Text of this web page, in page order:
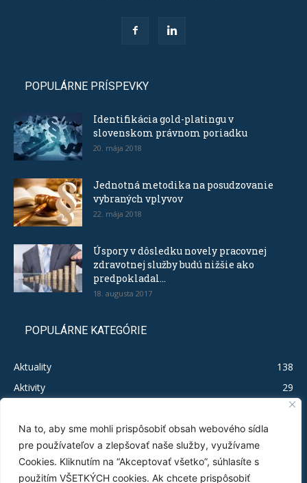
Na to, aby sme mohli prispôsobiť obsah webového sídla
pre používateľov a zlepšovať naše služby, využívame
Cookies. Kliknutím na “Akceptovať všetko”, súhlasíte s
použitím VŠETKÝCH cookies. Ak chcete prispôsobiť
POPULÁRNE PRÍSPEVKY
Identifikácia gold-platingu v
slovenskom právnom poriadku
20. mája 2018
Jednotná metodika na posudzovanie
vybraných vplyvov
22. mája 2018
Úspory v dôsledku novely pracovnej
zdravotnej služby budú nižšie ako
predpokladal...
18. augusta 2017
POPULÁRNE KATEGÓRIE
Aktuality
138
Aktivity
29
19
Publikácie
Test MSP
Tlačové správy